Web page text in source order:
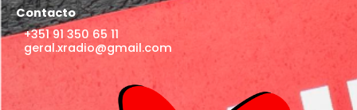
Contacto
+351 91 350 65 11
geral.xradio@gmail.com